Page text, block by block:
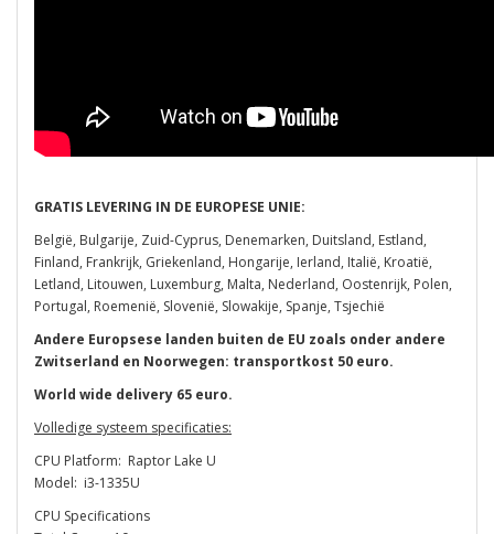
GRATIS LEVERING IN DE EUROPESE UNIE:
België, Bulgarije, Zuid-Cyprus, Denemarken, Duitsland, Estland,
Finland, Frankrijk, Griekenland, Hongarije, Ierland, Italië, Kroatië,
Letland, Litouwen, Luxemburg, Malta, Nederland, Oostenrijk, Polen,
Portugal, Roemenië, Slovenië, Slowakije, Spanje, Tsjechië
Andere Europsese landen buiten de EU zoals onder andere
Zwitserland en Noorwegen: transportkost 50 euro.
World wide delivery 65 euro.
Volledige systeem specificaties:
CPU Platform: Raptor Lake U
Model: i3-1335U
CPU Specifications